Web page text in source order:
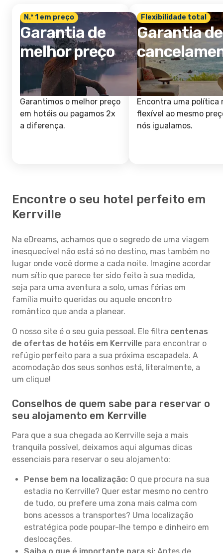
N.º 1 em preço
Garantia de
melhor preço
Garantimos o melhor preço
em hotéis ou pagamos 2x
a diferença.
Flexibilidade total
Garantia de
Encontra uma política
flexível ao mesmo
nós igualamos.
Encontre o seu hotel perfeito em
Kerrville
Na eDreams, achamos que o segredo de uma viagem
inesquecível não está só no destino, mas também no
lugar onde você dorme a cada noite. Imagine acordar
num sítio que parece ter sido feito à sua medida,
seja para uma aventura a solo, umas férias em
família muito queridas ou aquele encontro
romântico que anda a planear.
O nosso site é o seu guia pessoal. Ele filtra centenas
de ofertas de hotéis em Kerrville para encontrar o
refúgio perfeito para a sua próxima escapadela. A
acomodação dos seus sonhos está, literalmente, a
um clique!
Conselhos de quem sabe para reservar o
seu alojamento em Kerrville
Para que a sua chegada ao Kerrville seja a mais
tranquila possível, deixamos aqui algumas dicas
essenciais para reservar o seu alojamento:
Pense bem na localização: O que procura na sua
estadia no Kerrville? Quer estar mesmo no centro
de tudo, ou prefere uma zona mais calma com
bons acessos a transportes? Uma localização
estratégica pode poupar-lhe tempo e dinheiro em
deslocações.